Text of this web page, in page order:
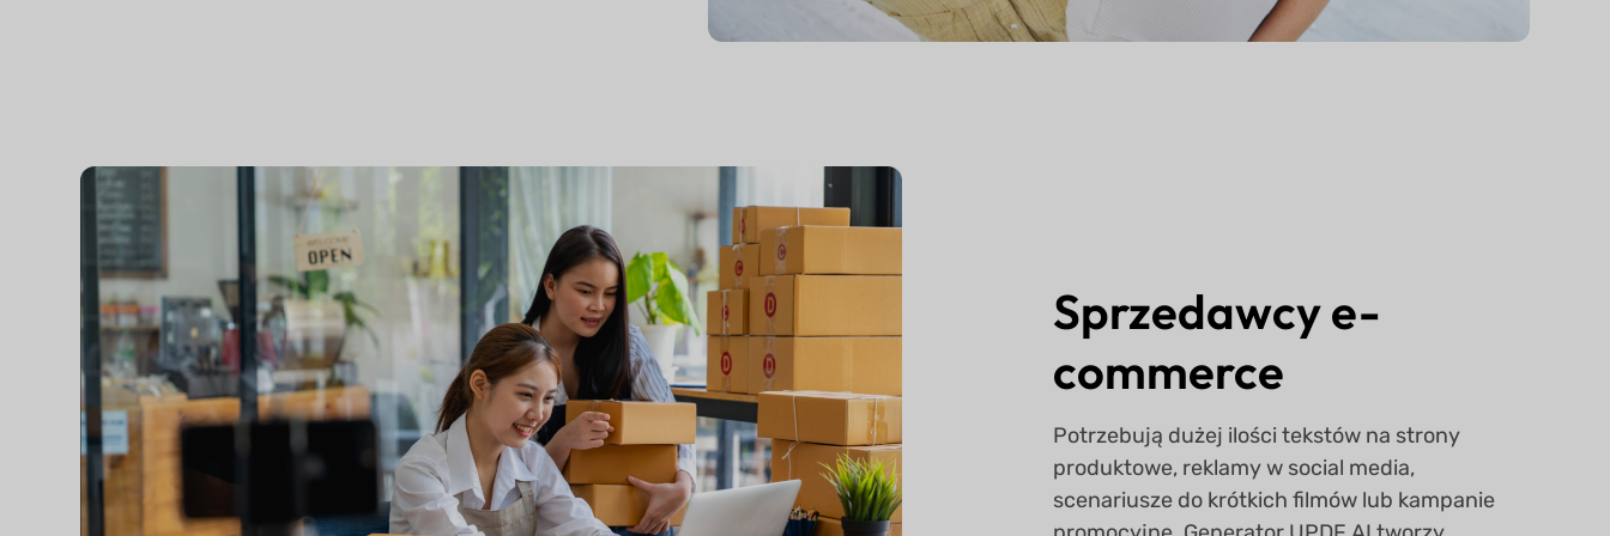
Sprzedawcy e-
commerce
Potrzebują dużej ilości tekstów na strony
produktowe, reklamy w social media,
scenariusze do krótkich filmów lub kampanie